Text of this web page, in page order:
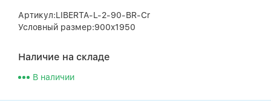
Артикул:LIBERTA-L-2-90-BR-Cr
Условный размер:900x1950
Наличие на складе
В наличии